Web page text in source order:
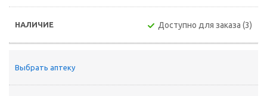
Доступно для заказа (3)
Выбрать аптеку